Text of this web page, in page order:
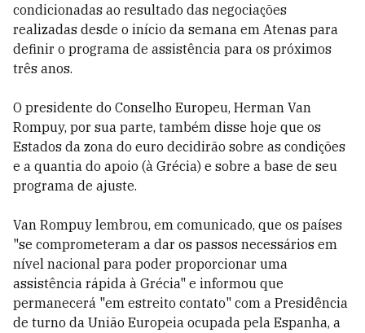
condicionadas ao resultado das negociações
realizadas desde o início da semana em Atenas para
definir o programa de assistência para os próximos
três anos.
O presidente do Conselho Europeu, Herman Van
Rompuy, por sua parte, também disse hoje que os
Estados da zona do euro decidirão sobre as condições
e a quantia do apoio (à Grécia) e sobre a base de seu
programa de ajuste.
Van Rompuy lembrou, em comunicado, que os países
"se comprometeram a dar os passos necessários em
nível nacional para poder proporcionar uma
assistência rápida à Grécia" e informou que
permanecerá "em estreito contato" com a Presidência
de turno da União Europeia ocupada pela Espanha, a